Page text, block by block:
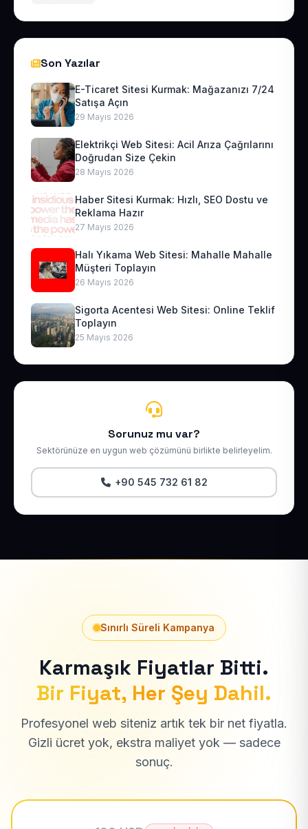
Son Yazılar
E-Ticaret Sitesi Kurmak: Mağazanızı 7/24
Satışa Açın
29 Mayıs 2026
Elektrikçi Web Sitesi: Acil Arıza Çağrılarını
Doğrudan Size Çekin
28 Mayıs 2026
Haber Sitesi Kurmak: Hızlı, SEO Dostu ve
Reklama Hazır
27 Mayıs 2026
Halı Yıkama Web Sitesi: Mahalle Mahalle
Müşteri Toplayın
26 Mayıs 2026
Sigorta Acentesi Web Sitesi: Online Teklif
Toplayın
25 Mayıs 2026
Sorunuz mu var?
Sektörünüze en uygun web çözümünü birlikte belirleyelim.
+90 545 732 61 82
Sınırlı Süreli Kampanya
Karmaşık Fiyatlar Bitti.
Bir Fiyat, Her Şey Dahil.
Profesyonel web siteniz artık tek bir net fiyatla.
Gizli ücret yok, ekstra maliyet yok — sadece
sonuç.